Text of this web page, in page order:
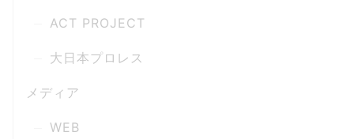
ACT PROJECT
大日本プロレス
メディア
WEB